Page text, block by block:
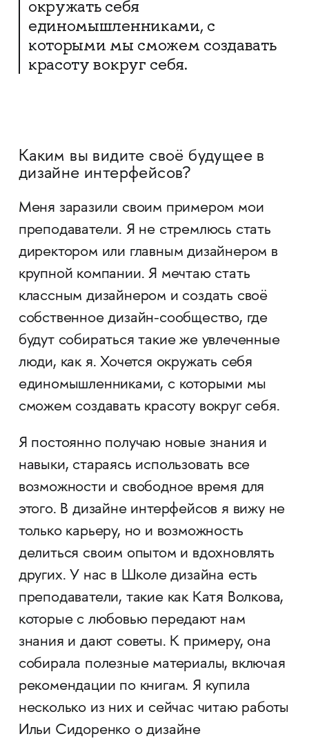
окружать себя
единомышленниками, с
которыми мы сможем создавать
красоту вокруг себя.
Каким вы видите своё будущее в
дизайне интерфейсов?
Меня заразили своим примером мои
преподаватели. Я не стремлюсь стать
директором или главным дизайнером в
крупной компании. Я мечтаю стать
классным дизайнером и создать своё
собственное дизайн-сообщество, где
будут собираться такие же увлеченные
люди, как я. Хочется окружать себя
единомышленниками, с которыми мы
сможем создавать красоту вокруг себя.
Я постоянно получаю новые знания и
навыки, стараясь использовать все
возможности и свободное время для
этого. В дизайне интерфейсов я вижу не
только карьеру, но и возможность
делиться своим опытом и вдохновлять
других. У нас в Школе дизайна есть
преподаватели, такие как Катя Волкова,
которые с любовью передают нам
знания и дают советы. К примеру, она
собирала полезные материалы, включая
рекомендации по книгам. Я купила
несколько из них и сейчас читаю работы
Ильи Сидоренко о дизайне